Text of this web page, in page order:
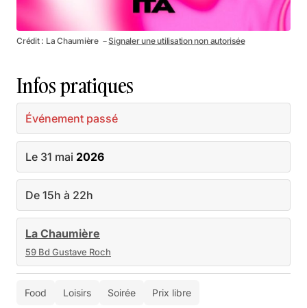
Crédit : La Chaumière －Signaler une utilisation non autorisée
Infos pratiques
Événement passé
Le 31 mai 2026
De 15h à 22h
La Chaumière
59 Bd Gustave Roch
Food Loisirs Soirée Prix libre